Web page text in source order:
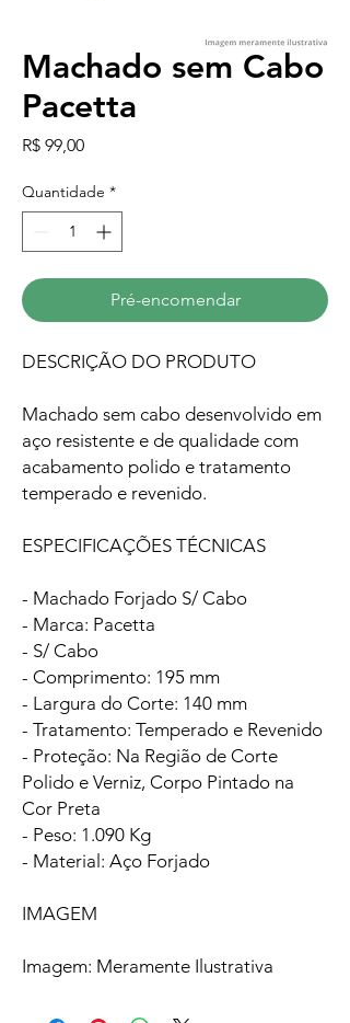
Machado sem Cabo
Pacetta
R$ 99,00Preço
Quantidade *
Pré-encomendar
DESCRIÇÃO DO PRODUTO
Machado sem cabo desenvolvido em
aço resistente e de qualidade com
acabamento polido e tratamento
temperado e revenido.
ESPECIFICAÇÕES TÉCNICAS
- Machado Forjado S/ Cabo
- Marca: Pacetta
- S/ Cabo
- Comprimento: 195 mm
- Largura do Corte: 140 mm
- Tratamento: Temperado e Revenido
- Proteção: Na Região de Corte
Polido e Verniz, Corpo Pintado na
Cor Preta
- Peso: 1.090 Kg
- Material: Aço Forjado
IMAGEM
Imagem: Meramente Ilustrativa